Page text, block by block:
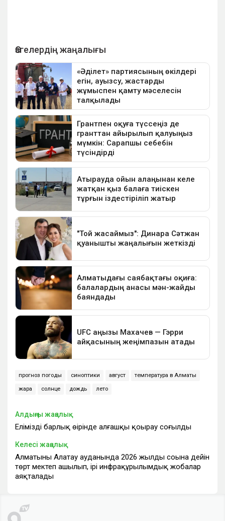
прогноз погоды синоптики август температура в Алматы
жара солнце дождь лето
Алдыңғы жаңалық
Еліміздің барлық өңірінде алғашқы қоңырау соғылды
Келесі жаңалық
Алматының Алатау ауданында 2026 жылдың соңына дейін
төрт мектеп ашылып, ірі инфрақұрылымдық жобалар
аяқталады